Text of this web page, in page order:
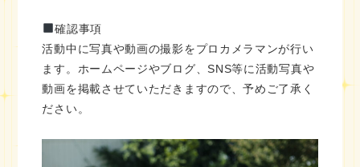
確認事項
活動中に写真や動画の撮影をプロカメラマンが行い
ます。ホームページやブログ、SNS等に活動写真や
動画を掲載させていただきますので、予めご了承く
ださい。